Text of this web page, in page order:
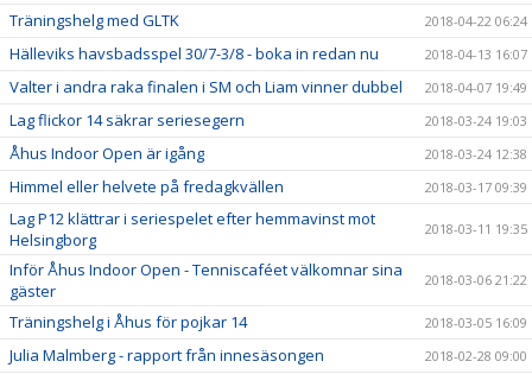
Träningshelg med GLTK 2018-04-22 06:24
Hälleviks havsbadsspel 30/7-3/8 - boka in redan nu 2018-04-13 16:07
Valter i andra raka finalen i SM och Liam vinner dubbel 2018-04-07 19:49
Lag flickor 14 säkrar seriesegern 2018-03-24 19:03
Åhus Indoor Open är igång 2018-03-24 12:38
Himmel eller helvete på fredagkvällen 2018-03-17 09:39
Lag P12 klättrar i seriespelet efter hemmavinst mot
Helsingborg
2018-03-11 19:35
Inför Åhus Indoor Open - Tenniscaféet välkomnar sina
gäster
2018-03-06 21:22
Träningshelg i Åhus för pojkar 14 2018-03-05 16:09
Julia Malmberg - rapport från innesäsongen 2018-02-28 09:00